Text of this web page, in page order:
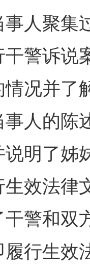
事人聚集
干警诉说
情况并了
事人的陈
说明了姊
生效法律
干警和双
履行生效